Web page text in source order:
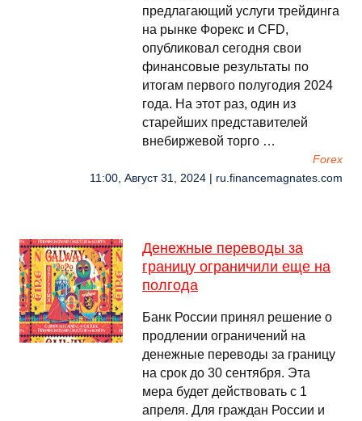
предлагающий услуги трейдинга
на рынке Форекс и CFD,
опубликовал сегодня свои
финансовые результаты по
итогам первого полугодия 2024
года. На этот раз, один из
старейших представителей
внебиржевой торго …
Forex
11:00, Август 31, 2024 | ru.financemagnates.com
Денежные переводы за
границу ограничили еще на
полгода
Банк России принял решение о
продлении ограничений на
денежные переводы за границу
на срок до 30 сентября. Эта
мера будет действовать с 1
апреля. Для граждан России и